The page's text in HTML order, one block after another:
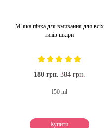
М’яка пінка для вмивання для всіх
типів шкіри
180 грн. 384 грн.
150 ml
Купити